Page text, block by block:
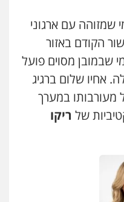
שמזוהה עם ארגוני
הקודם באזור
שבמובן מסוים פועל
אחיו שלום ברגיג
על מעורבותו במערך
של ריקו
עורכי דין
צבאי
דין